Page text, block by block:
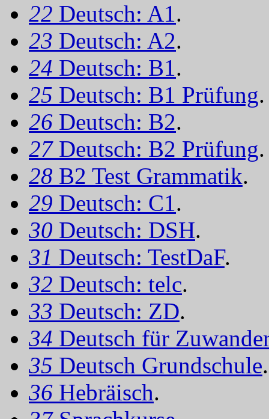
22 Deutsch: A1.
23 Deutsch: A2.
24 Deutsch: B1.
25 Deutsch: B1 Prüfung.
26 Deutsch: B2.
27 Deutsch: B2 Prüfung.
28 B2 Test Grammatik.
29 Deutsch: C1.
30 Deutsch: DSH.
31 Deutsch: TestDaF.
32 Deutsch: telc.
33 Deutsch: ZD.
34 Deutsch für
35 Deutsch Grundschule.
36 Hebräisch.